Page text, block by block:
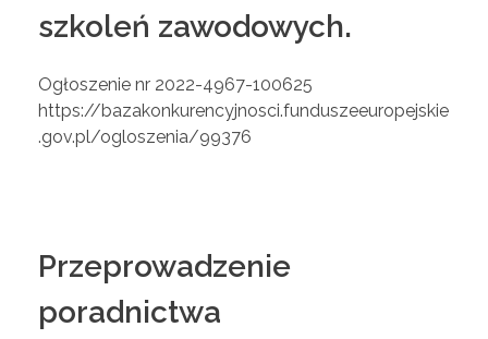
szkoleń zawodowych.
Ogłoszenie nr 2022-4967-100625
https://bazakonkurencyjnosci.funduszeeuropejskie
.gov.pl/ogloszenia/99376
Przeprowadzenie
poradnictwa